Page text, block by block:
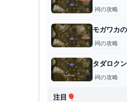
祠の攻略
祠の攻略
祠の攻略
注目🎈